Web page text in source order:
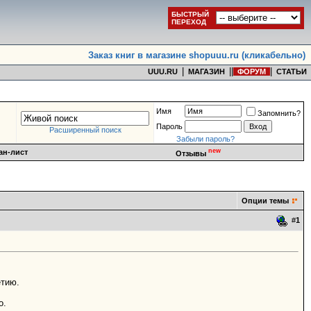
БЫСТРЫЙ
ПЕРЕХОД
Заказ книг в магазине shopuuu.ru (кликабельно)
UUU.RU МАГАЗИН ФОРУМ СТАТЬИ
Расширенный поиск
Имя
Запомнить?
Пароль
Забыли пароль?
лист
Отзывы new
Опции темы
#1